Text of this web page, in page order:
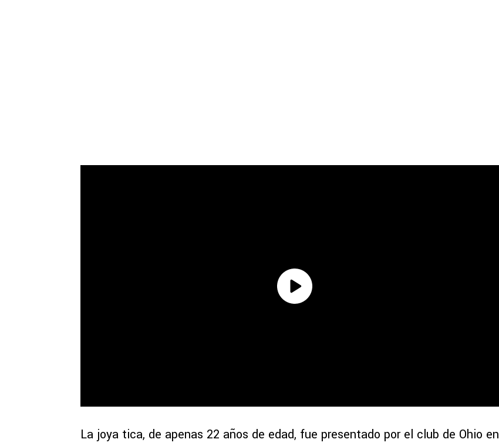
La joya tica, de apenas 22 años de edad, fue presentado por el club de Ohio en